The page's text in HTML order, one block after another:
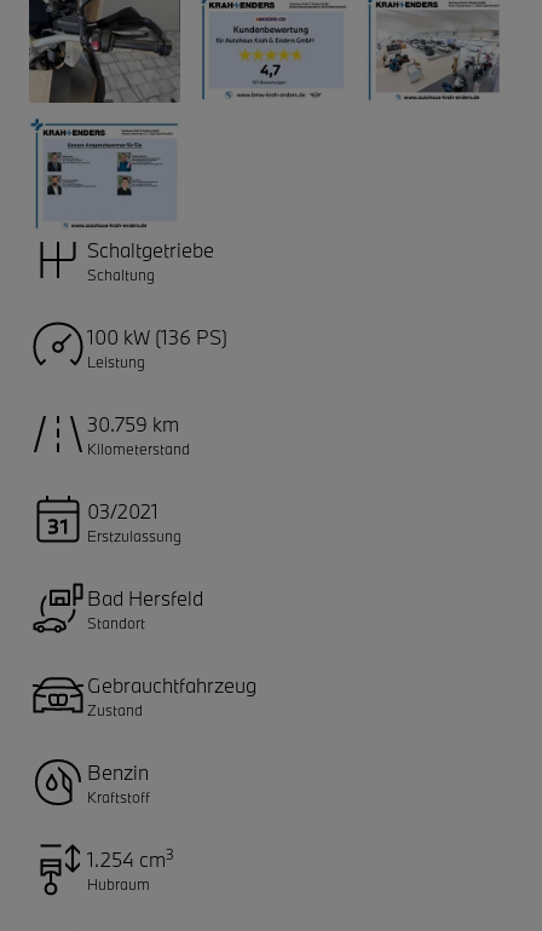
Schaltgetriebe
Schaltung
100 kW (136 PS)
Leistung
30.759 km
Kilometerstand
03/2021
Erstzulassung
Bad Hersfeld
Standort
Gebrauchtfahrzeug
Zustand
Benzin
Kraftstoff
1.254 cm3
Hubraum